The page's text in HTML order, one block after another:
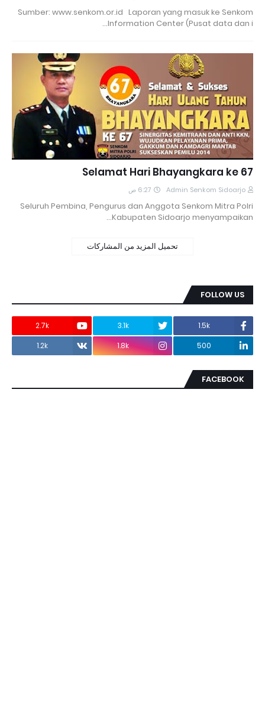
Sumber: www.senkom.or.id Laporan yang masuk ke Senkom
Information Center (Pusat data dan i…
Selamat Hari Bhayangkara ke 67
Admin Senkom Sidoarjo 6:27 ص
Seluruh Pembina, Pengurus dan Anggota Senkom Mitra Polri
Kabupaten Sidoarjo menyampaikan…
تحميل المزيد من المشاركات
FOLLOW US
1.5k
3.1k
2.7k
500
1.8k
1.2k
FACEBOOK